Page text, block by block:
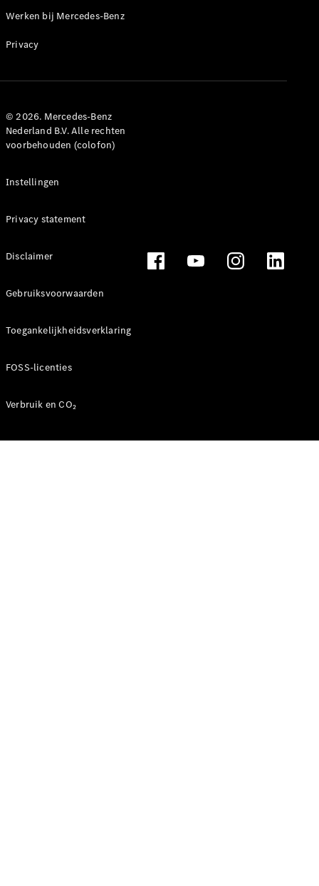
Werken bij Mercedes-Benz
Privacy
© 2026. Mercedes-Benz
Nederland B.V. Alle rechten
voorbehouden (colofon)
Instellingen
Privacy statement
Disclaimer
Gebruiksvoorwaarden
Toegankelijkheidsverklaring
FOSS-licenties
Verbruik en CO₂